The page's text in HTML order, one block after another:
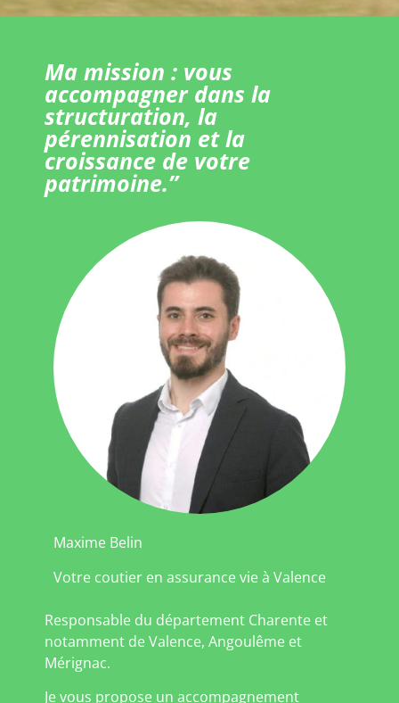
Ma mission : vous
accompagner dans la
structuration, la
pérennisation et la
croissance de votre
patrimoine.”
Maxime Belin
Votre coutier en assurance vie à Valence
Responsable du département Charente et
notamment de Valence, Angoulême et
Mérignac.
Je vous propose un accompagnement